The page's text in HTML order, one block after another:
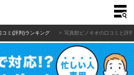
コミ(評判)ランキング 写真館ピノキオの口コミと評判